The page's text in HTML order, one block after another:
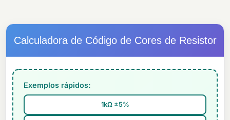
Calculadora de Código de Cores de Resistor
Exemplos rápidos:
1kΩ ±5%